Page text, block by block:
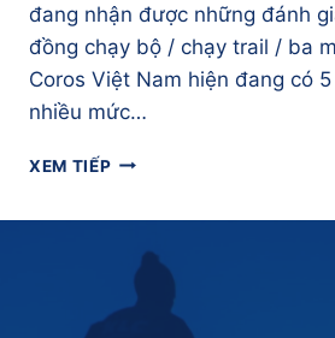
đang nhận được những đánh
đồng chạy bộ / chạy trail / ba
Coros Việt Nam hiện đang có
nhiều mức…
XEM TIẾPĐÁNH
COROS
APEX
PRO